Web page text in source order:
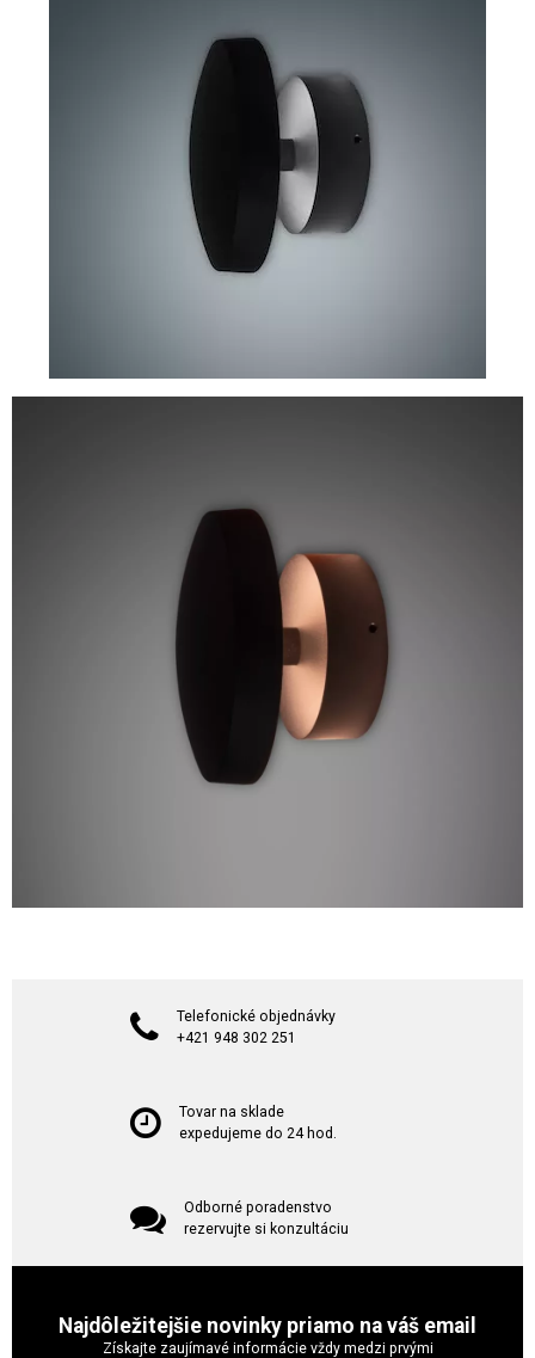
Telefonické objednávky
+421 948 302 251
Tovar na sklade
expedujeme do 24 hod.
Odborné poradenstvo
rezervujte si konzultáciu
Najdôležitejšie novinky priamo na váš email
Získajte zaujímavé informácie vždy medzi prvými